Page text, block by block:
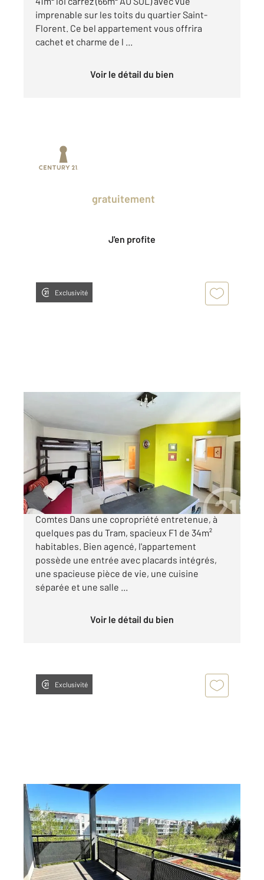
imprenable sur les toits du quartier Saint-
Florent. Ce bel appartement vous offrira
cachet et charme de l ...
Voir le détail du bien
gratuitement
J'en profite
Exclusivité
33,81 m
Ref : 20525
Appartement F1 à vendre
110 000 €
STRASBOURG KOENIGSHOFFEN - Allée des
Comtes Dans une copropriété entretenue, à
quelques pas du Tram, spacieux F1 de 34m²
habitables. Bien agencé, l'appartement
possède une entrée avec placards intégrés,
une spacieuse pièce de vie, une cuisine
séparée et une salle ...
Voir le détail du bien
Exclusivité
STRASBOURG 67
65,84 m , 3 pièces
Ref : 20353
Appartement F3 à vendre
189 000 €